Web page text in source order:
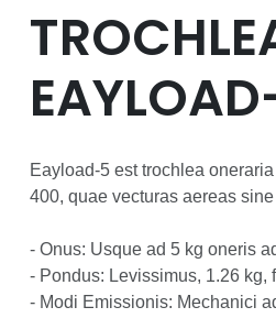
DRONE
Eayload-5 est trochlea
400, quae vecturas aereas
- Onus: Usque ad 5 kg oneris
- Pondus: Levissimus, 1.26
- Modi Emissionis: Mechanici ad emissionem automaticam ad terram tangendam,